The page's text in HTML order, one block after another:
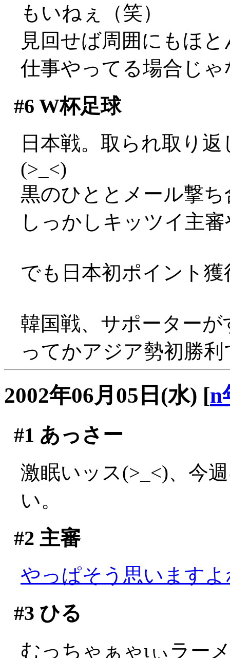
もいねぇ（笑）
見回せば周囲にもほ
仕事やってる場合じ
#6 W杯足球
日本戦。取られ取り
(>_<)
黒のひととメール撃
しっかしキッツイ主
でも日本初ポイント獲
韓国戦、サポーターが
ってかアジア勢初勝
2002年06月05日(水) [n
#1 あっさー
激眠いッス(>_<)、今
い。
#2 主審
やっぱそう思います
#3 ひる
むっちゃぁゃιぃラー